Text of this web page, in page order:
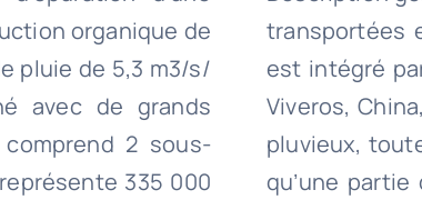
organique de
pluie de 5,3 m3/s/
avec de grands
2 sous-
335 000
transportées
est intégré
Viveros,
pluvieux,
qu’une